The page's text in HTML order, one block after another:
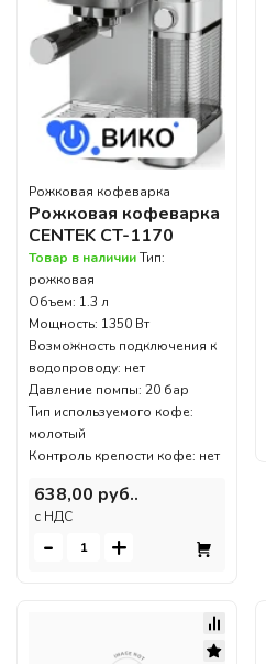
Рожковая кофеварка
Рожковая кофеварка
CENTEK CT-1170
Товар в наличииТип:
рожковая
Объем: 1.3 л
Мощность: 1350 Вт
Возможность подключения к
водопроводу: нет
Давление помпы: 20 бар
Тип используемого кофе:
молотый
Контроль крепости кофе: нет
638,00 руб..
c НДС
- +